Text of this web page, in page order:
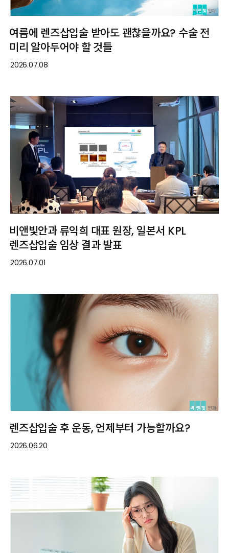
여름에 렌즈삽입술 받아도 괜찮을까요? 수술 전
미리 알아두어야 할 것들
2026.07.08
비앤빛안과 류익희 대표 원장, 일본서 KPL
렌즈삽입술 임상 결과 발표
2026.07.01
렌즈삽입술 후 운동, 언제부터 가능할까요?
2026.06.20